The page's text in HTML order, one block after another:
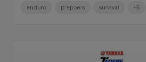
wybrałem inną drogę. W świecie, gdzie
potrafi unieruchomić maszynę za
enduro preppers survival +5